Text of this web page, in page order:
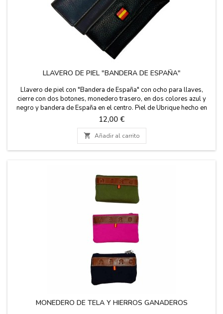
LLAVERO DE PIEL "BANDERA DE ESPAÑA"
Llavero de piel con "Bandera de España" con ocho para llaves,
cierre con dos botones, monedero trasero, en dos colores azul y
negro y bandera de España en el centro. Piel de Ubrique hecho en
España. Medidas: 11 cm x 6 cm.
Precio
12,00 €
 Añadir al carrito
MONEDERO DE TELA Y HIERROS GANADEROS